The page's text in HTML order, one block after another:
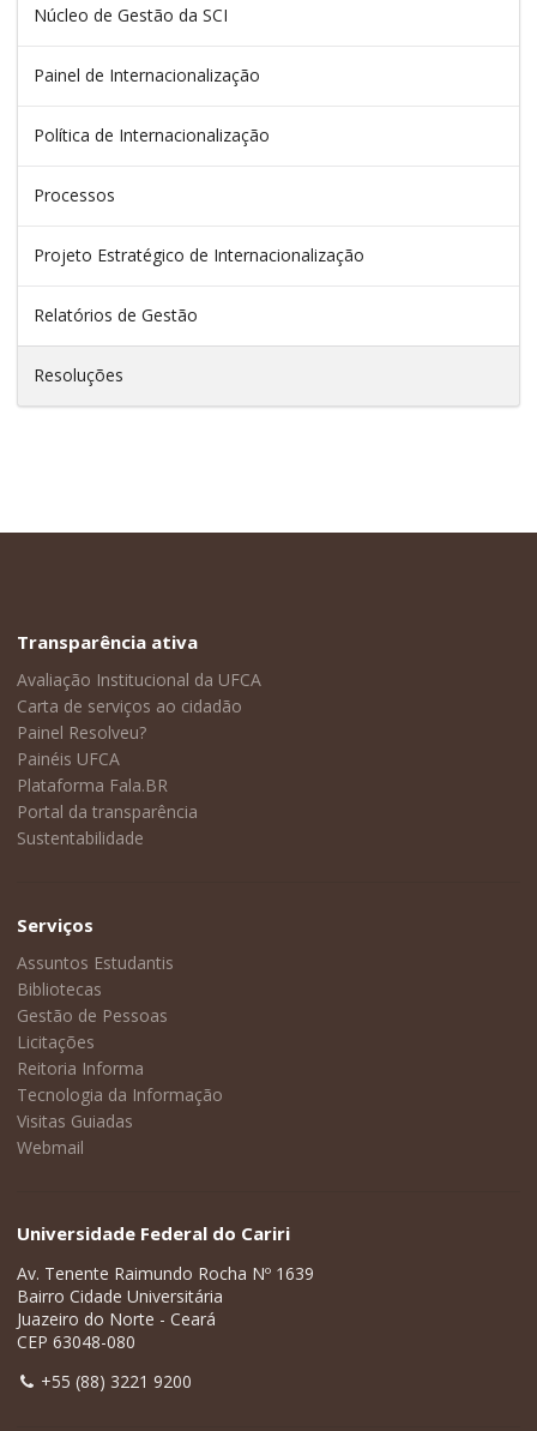
Núcleo de Gestão da SCI
Painel de Internacionalização
Política de Internacionalização
Processos
Projeto Estratégico de Internacionalização
Relatórios de Gestão
Resoluções
Transparência ativa
Avaliação Institucional da UFCA
Carta de serviços ao cidadão
Painel Resolveu?
Painéis UFCA
Plataforma Fala.BR
Portal da transparência
Sustentabilidade
Serviços
Assuntos Estudantis
Bibliotecas
Gestão de Pessoas
Licitações
Reitoria Informa
Tecnologia da Informação
Visitas Guiadas
Webmail
Universidade Federal do Cariri
Av. Tenente Raimundo Rocha Nº 1639
Bairro Cidade Universitária
Juazeiro do Norte - Ceará
CEP 63048-080
+55 (88) 3221 9200